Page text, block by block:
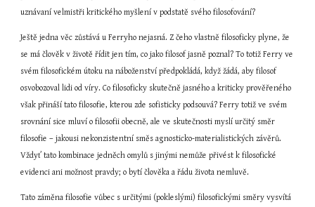
uznávaní velmistři kritického myšlení v podstatě svého filosofování?
Ještě jedna věc zůstává u Ferryho nejasná. Z čeho vlastně filosoficky plyne, že
se má člověk v životě řídit jen tím, co jako filosof jasně poznal? To totiž Ferry ve
svém filosofickém útoku na náboženství předpokládá, když žádá, aby filosof
osvobozoval lidi od víry. Co filosoficky skutečně jasného a kriticky prověřeného
však přináší tato filosofie, kterou zde sofisticky podsouvá? Ferry totiž ve svém
srovnání sice mluví o filosofii obecně, ale ve skutečnosti myslí určitý směr
filosofie – jakousi nekonzistentní směs agnosticko-materialistických závěrů.
Vždyť tato kombinace jedněch omylů s jinými nemůže přivést k filosofické
evidenci ani možnost pravdy; o bytí člověka a řádu života nemluvě.
Tato záměna filosofie vůbec s určitými (pokleslými) filosofickými směry vysvítá